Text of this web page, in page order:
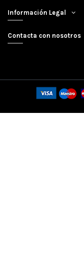
Información Legal
Contacta con nosotros